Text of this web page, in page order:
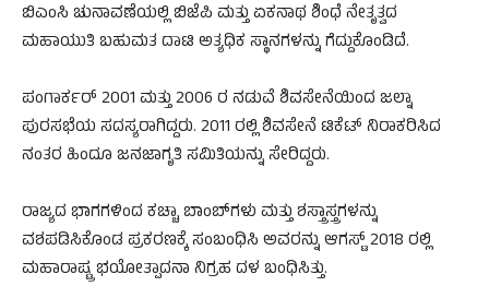
ಬಿಎಂಸಿ ಚುನಾವಣೆಯಲ್ಲಿ ಬಿಜೆಪಿ ಮತ್ತು ಏಕನಾಥ ಶಿಂಧೆ ನೇತೃತ್ವದ
ಮಹಾಯುತಿ ಬಹುಮತ ದಾಟಿ ಅತ್ಯಧಿಕ ಸ್ಥಾನಗಳನ್ನು ಗೆದ್ದುಕೊಂಡಿದೆ.
ಪಂಗಾರ್ಕರ್ 2001 ಮತ್ತು 2006 ರ ನಡುವೆ ಶಿವಸೇನೆಯಿಂದ ಜಲ್ನಾ
ಪುರಸಭೆಯ ಸದಸ್ಯರಾಗಿದ್ದರು. 2011 ರಲ್ಲಿ ಶಿವಸೇನೆ ಟಿಕೆಟ್ ನಿರಾಕರಿಸಿದ
ನಂತರ ಹಿಂದೂ ಜನಜಾಗೃತಿ ಸಮಿತಿಯನ್ನು ಸೇರಿದ್ದರು.
ರಾಜ್ಯದ ಭಾಗಗಳಿಂದ ಕಚ್ಚಾ ಬಾಂಬ್‌ಗಳು ಮತ್ತು ಶಸ್ತ್ರಾಸ್ತ್ರಗಳನ್ನು
ವಶಪಡಿಸಿಕೊಂಡ ಪ್ರಕರಣಕ್ಕೆ ಸಂಬಂಧಿಸಿ ಅವರನ್ನು ಆಗಸ್ಟ್ 2018 ರಲ್ಲಿ
ಮಹಾರಾಷ್ಟ್ರ ಭಯೋತ್ಪಾದನಾ ನಿಗ್ರಹ ದಳ ಬಂಧಿಸಿತ್ತು.